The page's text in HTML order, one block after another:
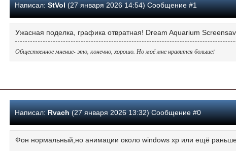
Написал: StVol(27 января 2026 14:54) Сообщение #1
Ужасная поделка, графика отвратная! Dream Aquarium
Общественное мнение- это, конечно, хорошо. Но моё мне нравится больше!
Написал: Rvach(27 января 2026 13:32) Сообщение #0
Фон нормальный,но анимации около windows xp или ещё